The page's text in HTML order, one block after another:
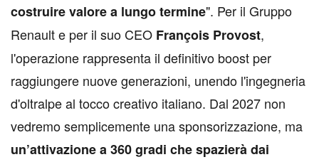
costruire valore a lungo termine". Per il Gruppo
Renault e per il suo CEO François Provost,
l'operazione rappresenta il definitivo boost per
raggiungere nuove generazioni, unendo l'ingegneria
d'oltralpe al tocco creativo italiano. Dal 2027 non
vedremo semplicemente una sponsorizzazione, ma
un’attivazione a 360 gradi che spazierà dai